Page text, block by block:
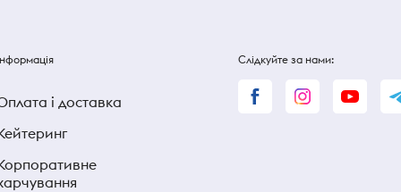
і доставка
Слідкуйте за нами: